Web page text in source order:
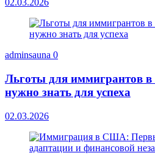
02.03.2026
adminsauna 0
Льготы для иммигрантов
нужно знать для успеха
02.03.2026